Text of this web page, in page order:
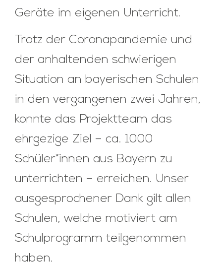
Geräte im eigenen Unterricht.
Trotz der Coronapandemie und
der anhaltenden schwierigen
Situation an bayerischen Schulen
in den vergangenen zwei Jahren,
konnte das Projektteam das
ehrgezige Ziel – ca. 1000
Schüler*innen aus Bayern zu
unterrichten – erreichen. Unser
ausgesprochener Dank gilt allen
Schulen, welche motiviert am
Schulprogramm teilgenommen
haben.